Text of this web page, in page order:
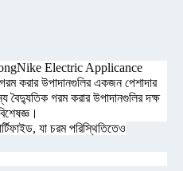
Electric Applicance
করার উপাদানগুলির একজন পেশাদার
বৈদ্যুতিক গরম করার উপাদানগুলির দক্ষ
যা চরম পরিস্থিতিতেও